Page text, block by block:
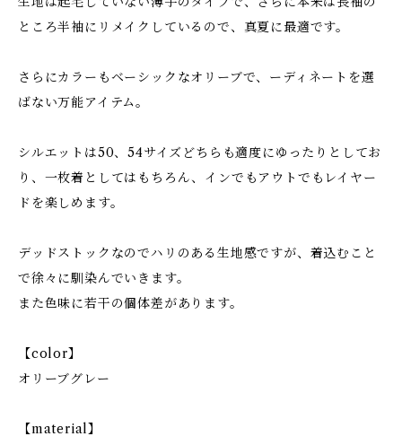
ところ半袖にリメイクしているので、真夏に最適です。
さらにカラーもベーシックなオリーブで、ーディネートを選
ばない万能アイテム。
シルエットは50、54サイズどちらも適度にゆったりとしてお
り、一枚着としてはもちろん、インでもアウトでもレイヤー
ドを楽しめます。
デッドストックなのでハリのある生地感ですが、着込むこと
で徐々に馴染んでいきます。
また色味に若干の個体差があります。
【color】
オリーブグレー
【material】